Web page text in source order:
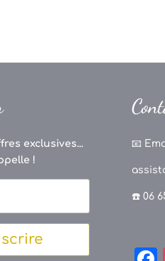
exclusives...
!
📧
☎️ 06